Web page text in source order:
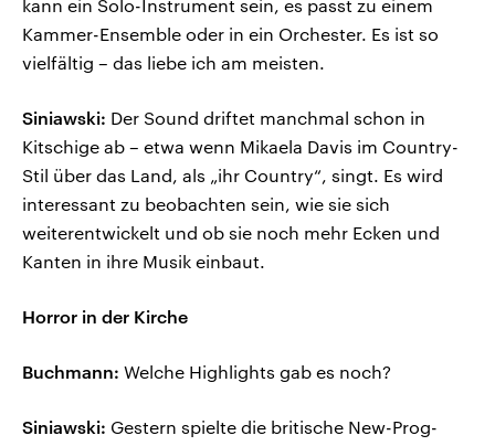
kann ein Solo-Instrument sein, es passt zu einem
Kammer-Ensemble oder in ein Orchester. Es ist so
vielfältig – das liebe ich am meisten.
Siniawski: Der Sound driftet manchmal schon in
Kitschige ab – etwa wenn Mikaela Davis im Country-
Stil über das Land, als „ihr Country“, singt. Es wird
interessant zu beobachten sein, wie sie sich
weiterentwickelt und ob sie noch mehr Ecken und
Kanten in ihre Musik einbaut.
Horror in der Kirche
Buchmann: Welche Highlights gab es noch?
Siniawski: Gestern spielte die britische New-Prog-